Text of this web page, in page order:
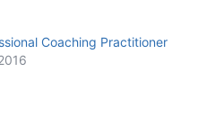
Coaching Practitioner